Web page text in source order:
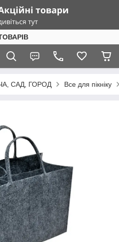
САД, ГОРОД Все для пікніку